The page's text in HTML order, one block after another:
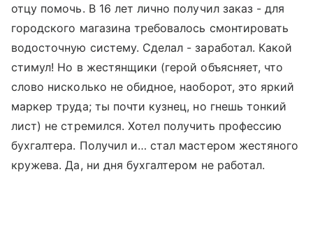
отцу помочь. В 16 лет лично получил заказ - для
городского магазина требовалось смонтировать
водосточную систему. Сделал - заработал. Какой
стимул! Но в жестянщики (герой объясняет, что
слово нисколько не обидное, наоборот, это яркий
маркер труда; ты почти кузнец, но гнешь тонкий
лист) не стремился. Хотел получить профессию
бухгалтера. Получил и… стал мастером жестяного
кружева. Да, ни дня бухгалтером не работал.